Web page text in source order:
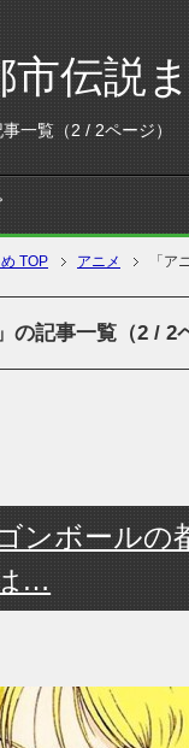
市伝説
事一覧（2 / 2ページ）
TOP アニメ 「ア
の記事一覧（2 / 2
ンボールの
…